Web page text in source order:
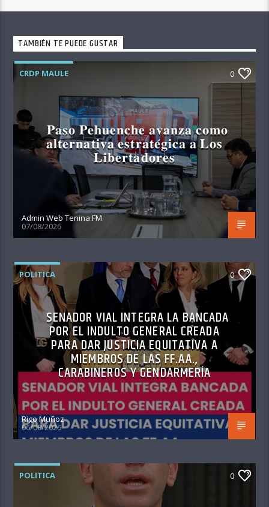
TAMBIÉN TE PUEDE GUSTAR
CRDP MAULE 0
𝐏𝐚𝐬𝐨 𝐏𝐞𝐡𝐮𝐞𝐧𝐜𝐡𝐞 𝐚𝐯𝐚𝐧𝐳𝐚 𝐜𝐨𝐦𝐨
𝐚𝐥𝐭𝐞𝐫𝐧𝐚𝐭𝐢𝐯𝐚 𝐞𝐬𝐭𝐫𝐚𝐭𝐞́𝐠𝐢𝐜𝐚 𝐚 𝐋𝐨𝐬
𝐋𝐢𝐛𝐞𝐫𝐭𝐚𝐝𝐨𝐫𝐞𝐬
Admin Web Tenina FM
07/08/2026
POLITICA 0
SENADOR VIAL INTEGRA LA BANCADA
POR EL INDULTO GENERAL CREADA
PARA DAR JUSTICIA EQUITATIVA A
MIEMBROS DE LAS FF.AA.,
CARABINEROS Y GENDARMERÍA
Rigo Muñoz
06/08/2026
POLITICA 0